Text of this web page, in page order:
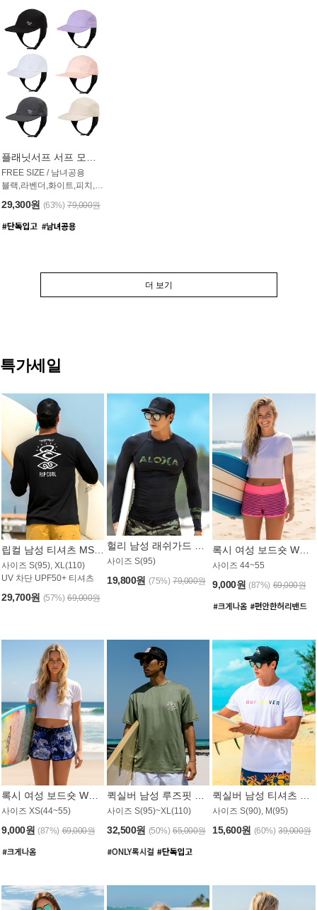
플래닛서프 서프 모자 UAC007PS
FREE SIZE / 남녀공용
블랙,라벤더,화이트,피치,그레이,오트밀 6컬러
29,300원 (63%) 79,000원
더 보기
특가세일
사이즈 S(95), XL(110)
UV 차단 UPF50+ 티셔츠
29,700원 (57%) 69,000원
사이즈 S(95)
19,800원 (75%) 79,000원
사이즈 44~55
9,000원 (87%) 69,000원
사이즈 XS(44~55)
9,000원 (87%) 69,000원
사이즈 S(95)~XL(110)
32,500원 (50%) 65,000원
사이즈 S(90), M(95)
15,600원 (60%) 39,000원